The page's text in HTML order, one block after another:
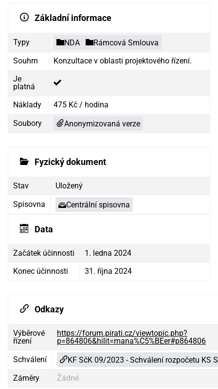
Základní informace
Typy NDA
Rámcová Smlouva
Souhrn
Konzultace v oblasti projektového řízení.
Je
platná
Náklady
475 Kč / hodina
Soubory
Anonymizovaná verze
Fyzický dokument
Stav
Uložený
Spisovna
Centrální spisovna
Data
Začátek účinnosti
1. ledna 2024
Konec účinnosti
31. října 2024
Odkazy
Výběrové
řízení
https://forum.pirati.cz/viewtopic.php?
p=864806&hilit=mana%C5%BEer#p864806
Schválení
KF SčK 09/2023 - Schválení rozpočetu KS
Záměry
Žádné